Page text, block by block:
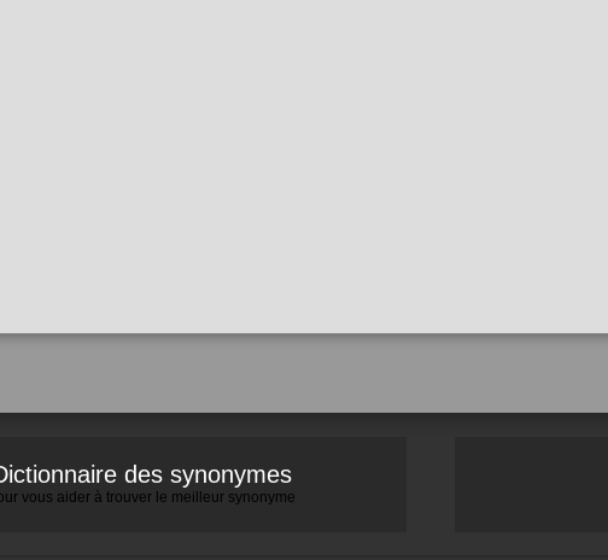
des synonymes
vous aider à trouver le meilleur synonyme